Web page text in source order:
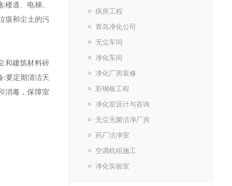
病房工程
青岛净化公司
无尘车间
净化车间
净化厂房装修
彩钢板工程
净化室设计与咨询
无尘无菌洁净厂房
药厂洁净室
空调机组施工
净化实验室
道、电梯、
圾和尘土的污
和建筑材料碎
:要定期清洁天
消毒，保障室